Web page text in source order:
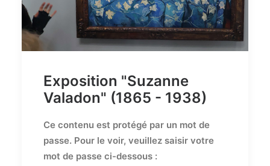
Exposition "Suzanne
Valadon" (1865 - 1938)
Ce contenu est protégé par un mot de
passe. Pour le voir, veuillez saisir votre
mot de passe ci-dessous :